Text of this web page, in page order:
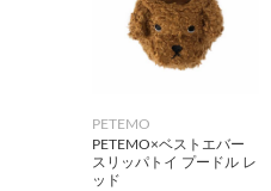
PETEMO
PETEMO×ベストエバー
スリッパトイ プードル レ
ッド